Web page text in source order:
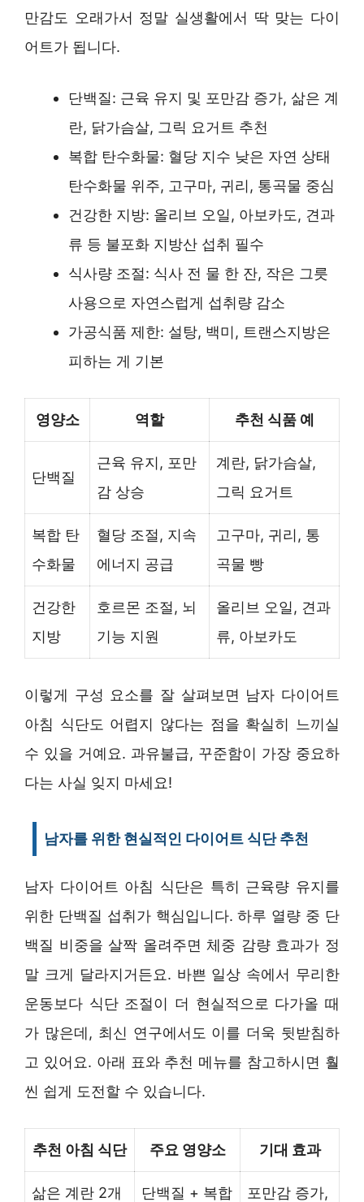
만감도 오래가서 정말 실생활에서 딱 맞는 다이
어트가 됩니다.
단백질: 근육 유지 및 포만감 증가, 삶은 계
란, 닭가슴살, 그릭 요거트 추천
복합 탄수화물: 혈당 지수 낮은 자연 상태
탄수화물 위주, 고구마, 귀리, 통곡물 중심
건강한 지방: 올리브 오일, 아보카도, 견과
류 등 불포화 지방산 섭취 필수
식사량 조절: 식사 전 물 한 잔, 작은 그릇
사용으로 자연스럽게 섭취량 감소
가공식품 제한: 설탕, 백미, 트랜스지방은
피하는 게 기본
영양소 역할 추천 식품 예
단백질
근육 유지, 포만
감 상승
계란, 닭가슴살,
그릭 요거트
복합 탄
수화물
혈당 조절, 지속
에너지 공급
고구마, 귀리, 통
곡물 빵
건강한
지방
호르몬 조절, 뇌
기능 지원
올리브 오일, 견과
류, 아보카도
이렇게 구성 요소를 잘 살펴보면 남자 다이어트
아침 식단도 어렵지 않다는 점을 확실히 느끼실
수 있을 거예요. 과유불급, 꾸준함이 가장 중요하
다는 사실 잊지 마세요!
남자를 위한 현실적인 다이어트 식단 추천
남자 다이어트 아침 식단은 특히 근육량 유지를
위한 단백질 섭취가 핵심입니다. 하루 열량 중 단
백질 비중을 살짝 올려주면 체중 감량 효과가 정
말 크게 달라지거든요. 바쁜 일상 속에서 무리한
운동보다 식단 조절이 더 현실적으로 다가올 때
가 많은데, 최신 연구에서도 이를 더욱 뒷받침하
고 있어요. 아래 표와 추천 메뉴를 참고하시면 훨
씬 쉽게 도전할 수 있습니다.
추천 아침 식단 주요 영양소 기대 효과
삶은 계란 2개 단백질 + 복합 포만감 증가,